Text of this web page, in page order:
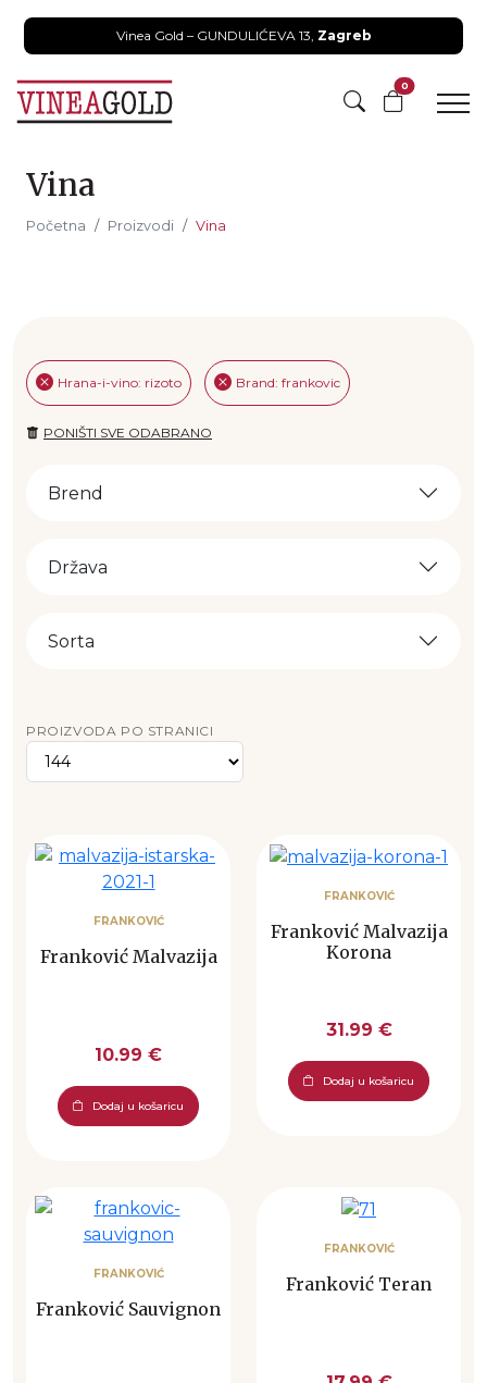
Vinea Gold – GUNDULIĆEVA 13, Zagreb
0
Vina
Početna Proizvodi Vina
Hrana-i-vino: rizoto Brand: frankovic
PONIŠTI SVE ODABRANO
Brend
Država
Sorta
PROIZVODA PO STRANICI
FRANKOVIĆ
Franković Malvazija
10.99 €
Dodaj u košaricu
FRANKOVIĆ
Franković Malvazija
Korona
31.99 €
Dodaj u košaricu
FRANKOVIĆ
Franković Sauvignon
FRANKOVIĆ
Franković Teran